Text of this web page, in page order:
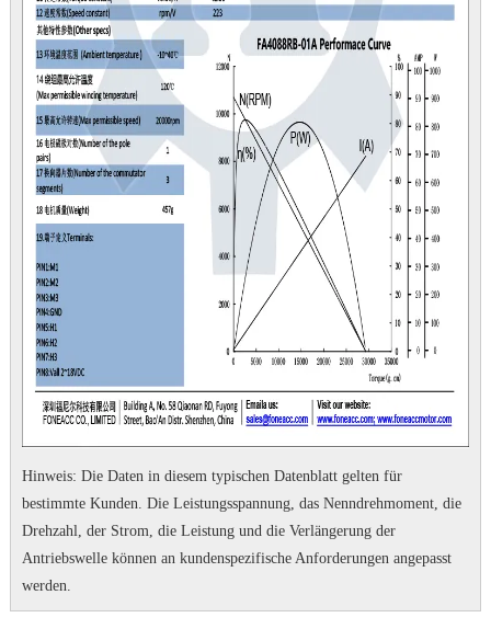
Hinweis: Die Daten in diesem typischen Datenblatt gelten für
bestimmte Kunden. Die Leistungsspannung, das Nenndrehmoment, die
Drehzahl, der Strom, die Leistung und die Verlängerung der
Antriebswelle können an kundenspezifische Anforderungen angepasst
werden.